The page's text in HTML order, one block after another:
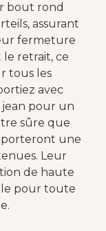
bout rond
assurant
fermeture
retrait, ce
tous les
avec
pour un
sûre que
une
Leur
de haute
pour toute